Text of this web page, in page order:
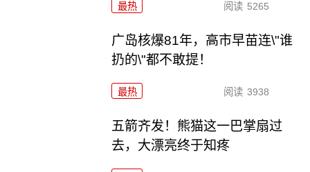
最热 阅读 5265
广岛核爆81年，高市早苗连\"谁
扔的\"都不敢提！
最热 阅读 3938
五箭齐发！熊猫这一巴掌扇过
去，大漂亮终于知疼